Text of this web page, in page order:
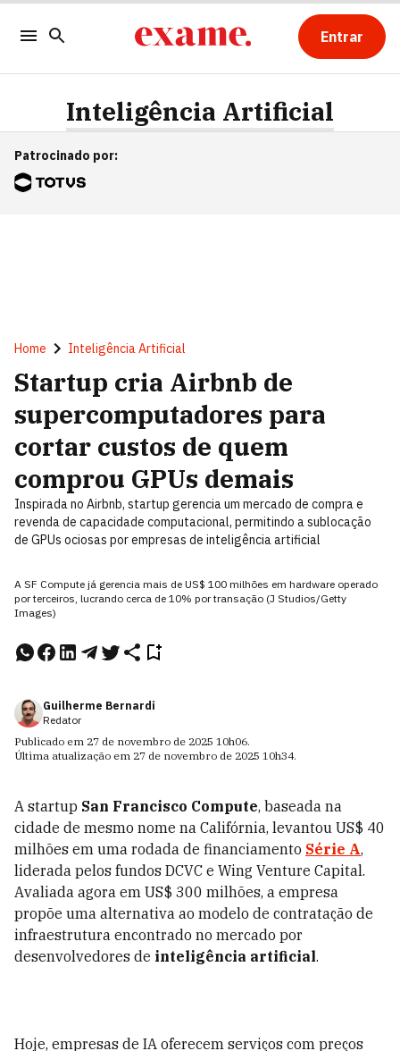
Entrar
Inteligência Artificial
Patrocinado por:
Home Inteligência Artificial
Startup cria Airbnb de
supercomputadores para
cortar custos de quem
comprou GPUs demais
Inspirada no Airbnb, startup gerencia um mercado de compra e
revenda de capacidade computacional, permitindo a sublocação
de GPUs ociosas por empresas de inteligência artificial
A SF Compute já gerencia mais de US$ 100 milhões em hardware operado
por terceiros, lucrando cerca de 10% por transação (J Studios/Getty
Images)
Guilherme Bernardi
Redator
Publicado em 27 de novembro de 2025 10h06.
Última atualização em 27 de novembro de 2025 10h34.
A startup San Francisco Compute, baseada na
cidade de mesmo nome na Califórnia, levantou US$ 40
milhões em uma rodada de financiamento Série A,
liderada pelos fundos DCVC e Wing Venture Capital.
Avaliada agora em US$ 300 milhões, a empresa
propõe uma alternativa ao modelo de contratação de
infraestrutura encontrado no mercado por
desenvolvedores de inteligência artificial.
Hoje, empresas de IA oferecem serviços com preços